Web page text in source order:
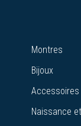
Montres
Bijoux
Accessoires
Naissance